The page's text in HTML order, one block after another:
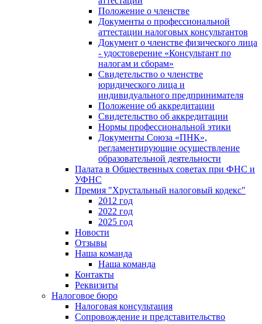
Положение о членстве
Документы о профессиональной
аттестации налоговых консультантов
Документ о членстве физического лица
- удостоверение «Консультант по
налогам и сборам»
Свидетельство о членстве
юридического лица и
индивидуального предпринимателя
Положение об аккредитации
Свидетельство об аккредитации
Нормы профессиональной этики
Документы Союза «ПНК»,
регламентирующие осуществление
образовательной деятельности
Палата в Общественных советах при ФНС и
УФНС
Премия "Хрустальный налоговый кодекс"
2012 год
2022 год
2025 год
Новости
Отзывы
Наша команда
Наша команда
Контакты
Реквизиты
Налоговое бюро
Налоговая консультация
Cопровождение и представительство